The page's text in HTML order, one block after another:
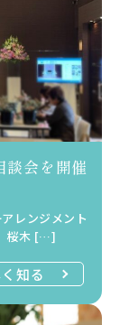
談会を開催
レンジメント
桜木 […]
知る